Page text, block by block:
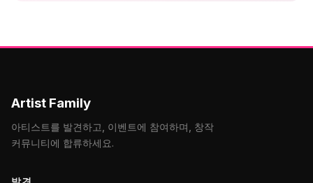
Artist Family
아티스트를 발견하고, 이벤트에 참여하며, 창작
커뮤니티에 합류하세요.